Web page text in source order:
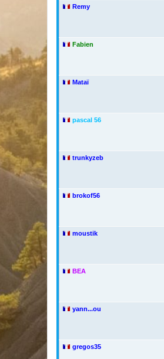
Remy
Fabien
Mataï
pascal 56
trunkyzeb
brokof56
moustik
BEA
yann...ou
gregos35